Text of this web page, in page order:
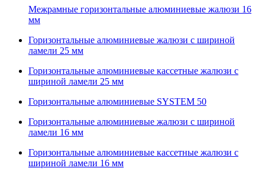
Межрамные горизонтальные алюминиевые жалюзи 16
мм
Горизонтальные алюминиевые жалюзи с шириной
ламели 25 мм
Горизонтальные алюминиевые кассетные жалюзи с
шириной ламели 25 мм
Горизонтальные алюминиевые SYSTEM 50
Горизонтальные алюминиевые жалюзи с шириной
ламели 16 мм
Горизонтальные алюминиевые кассетные жалюзи с
шириной ламели 16 мм